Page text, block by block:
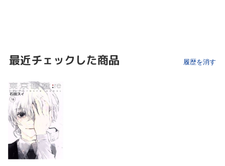
最近チェックした商品 履歴を消す